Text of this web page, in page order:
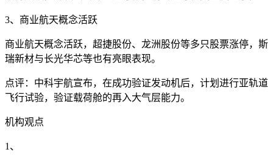
3、商业航天概念活跃
商业航天概念活跃，超捷股份、龙洲股份等多只股票涨停，斯
瑞新材与长光华芯等也有亮眼表现。
点评：中科宇航宣布，在成功验证发动机后，计划进行亚轨道
飞行试验，验证载荷舱的再入大气层能力。
机构观点
1、